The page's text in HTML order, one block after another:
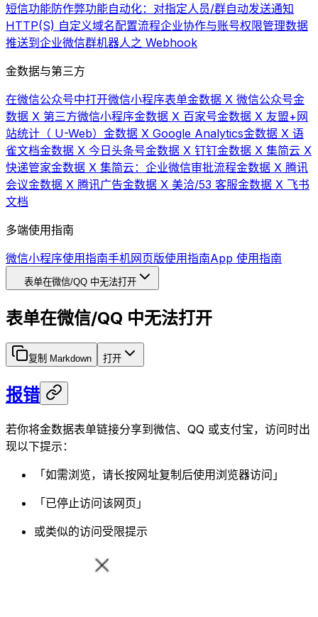
短信功能防作弊功能自动化：对指定人员/群自动发送通知
HTTP(S) 自定义域名配置流程企业协作与账号权限管理数据
推送到企业微信群机器人之 Webhook
金数据与第三方
在微信公众号中打开微信小程序表单金数据 X 微信公众号金
数据 X 第三方微信小程序金数据 X 百家号金数据 X 友盟+网
站统计（ U-Web） 金数据 X Google Analytics金数据 X 语
雀文档金数据 X 今日头条号金数据 X 钉钉金数据 X 集简云 X
快递管家金数据 X 集简云：企业微信审批流程金数据 X 腾讯
会议金数据 X 腾讯广告金数据 X 美洽/53 客服金数据 X 飞书
文档
多端使用指南
微信小程序使用指南手机网页版使用指南App 使用指南
表单在微信/QQ 中无法打开
表单在微信/QQ 中无法打开
复制 Markdown 打开
报错
若你将金数据表单链接分享到微信、QQ 或支付宝，访问时出
现以下提示：
「如需浏览，请长按网址复制后使用浏览器访问」
「已停止访问该网页」
或类似的访问受限提示